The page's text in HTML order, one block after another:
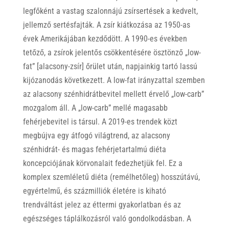
legfőként a vastag szalonnájú zsírsertések a kedvelt,
jellemző sertésfajták. A zsír kiátkozása az 1950-as
évek Amerikájában kezdődött. A 1990-es években
tetőző, a zsírok jelentős csökkentésére ösztönző „low-
fat” [alacsony-zsír] őrület után, napjainkig tartó lassú
kijózanodás következett. A low-fat irányzattal szemben
az alacsony szénhidrátbevitel mellett érvelő „low-carb”
mozgalom áll. A „low-carb” mellé magasabb
fehérjebevitel is társul. A 2019-es trendek közt
megbújva egy átfogó világtrend, az alacsony
szénhidrát- és magas fehérjetartalmú diéta
koncepciójának körvonalait fedezhetjük fel. Ez a
komplex szemléletű diéta (remélhetőleg) hosszútávú,
egyértelmű, és százmilliók életére is kiható
trendváltást jelez az éttermi gyakorlatban és az
egészséges táplálkozásról való gondolkodásban. A